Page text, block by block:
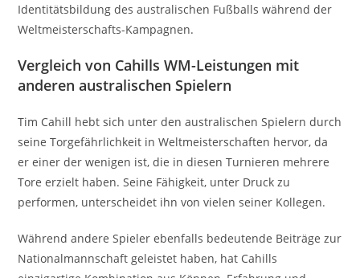
Identitätsbildung des australischen Fußballs während der
Weltmeisterschafts-Kampagnen.
Vergleich von Cahills WM-Leistungen mit
anderen australischen Spielern
Tim Cahill hebt sich unter den australischen Spielern durch
seine Torgefährlichkeit in Weltmeisterschaften hervor, da
er einer der wenigen ist, die in diesen Turnieren mehrere
Tore erzielt haben. Seine Fähigkeit, unter Druck zu
performen, unterscheidet ihn von vielen seiner Kollegen.
Während andere Spieler ebenfalls bedeutende Beiträge zur
Nationalmannschaft geleistet haben, hat Cahills